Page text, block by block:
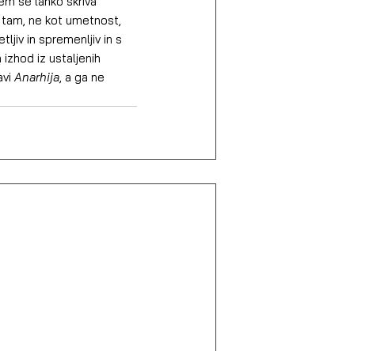
ne kot umetnost,
in spremenljiv in s
iz ustaljenih
Anarhija , a ga ne